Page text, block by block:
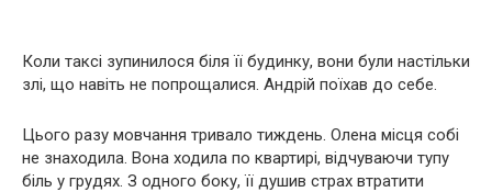
Коли таксі зупинилося біля її будинку, вони були настільки
злі, що навіть не попрощалися. Андрій поїхав до себе.
Цього разу мовчання тривало тиждень. Олена місця собі
не знаходила. Вона ходила по квартирі, відчуваючи тупу
біль у грудях. З одного боку, її душив страх втратити